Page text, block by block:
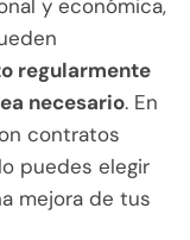
y económica,
regularmente
necesario. En
contratos
puedes elegir
mejora de tus